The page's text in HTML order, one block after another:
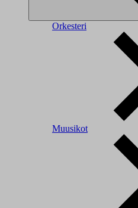
Orkesteri
Muusikot